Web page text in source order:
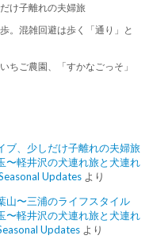
け子離れの夫婦旅
。混雑回避は歩く「通り」と
ちご農園、「すかなごっそ」
ブ、少しだけ子離れの夫婦旅
〜軽井沢の犬連れ旅と犬連れ
Updates より
山〜三浦のライフスタイル
〜軽井沢の犬連れ旅と犬連れ
Updates より